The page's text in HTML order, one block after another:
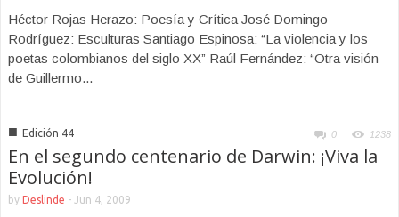
Héctor Rojas Herazo: Poesía y Crítica José Domingo
Rodríguez: Esculturas Santiago Espinosa: “La violencia y los
poetas colombianos del siglo XX” Raúl Fernández: “Otra visión
de Guillermo...
■ Edición 44 0 1238
En el segundo centenario de Darwin: ¡Viva la
Evolución!
by Deslinde - Jun 4, 2009